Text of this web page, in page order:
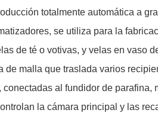
totalmente automática a
se utiliza para la
de té o votivas, y velas en vaso
de malla que traslada varios
conectadas al fundidor de parafina,
la cámara principal y las